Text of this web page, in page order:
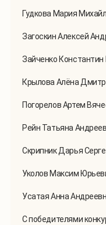
Гудкова Мария
Загоскин Алексей
Зайченко Константин
Крылова Алёна
Погорелов Артем
Рейн Татьяна
Скрипник Дарья
Уколов Максим
Усатая Анна
С победителями